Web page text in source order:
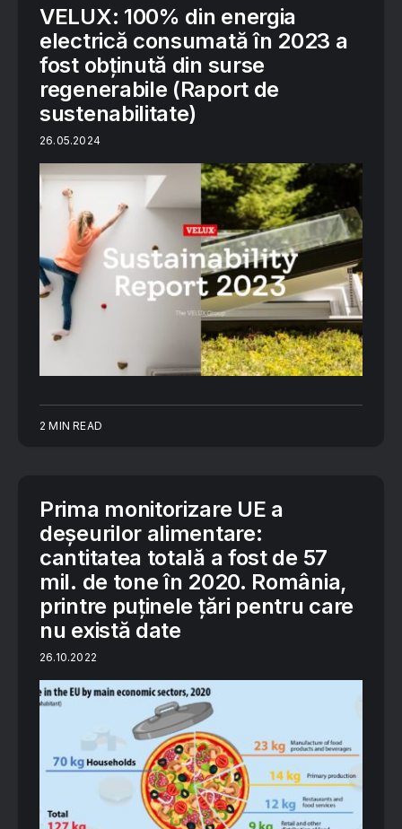
VELUX: 100% din energia
electrică consumată în 2023 a
fost obținută din surse
regenerabile (Raport de
sustenabilitate)
26.05.2024
2 MIN READ
Prima monitorizare UE a
deșeurilor alimentare:
cantitatea totală a fost de 57
mil. de tone în 2020. România,
printre puținele țări pentru care
nu există date
26.10.2022